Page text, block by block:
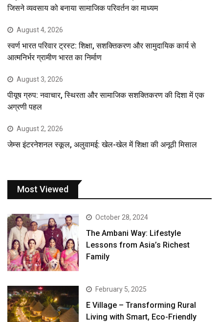
जिसने व्यवसाय को बनाया सामाजिक परिवर्तन का माध्यम
August 4, 2026
स्वर्ण भारत परिवार ट्रस्ट: शिक्षा, सशक्तिकरण और सामुदायिक कार्य से
आत्मनिर्भर ग्रामीण भारत का निर्माण
August 3, 2026
पीयूष ग्रुप: नवाचार, स्थिरता और सामाजिक सशक्तिकरण की दिशा में एक
अग्रणी पहल
August 2, 2026
जेम्स इंटरनेशनल स्कूल, अलुवामई: खेल-खेल में शिक्षा की अनूठी मिसाल
Most Viewed
October 28, 2024
The Ambani Way: Lifestyle
Lessons from Asia’s Richest
Family
February 5, 2025
E Village – Transforming Rural
Living with Smart, Eco-Friendly